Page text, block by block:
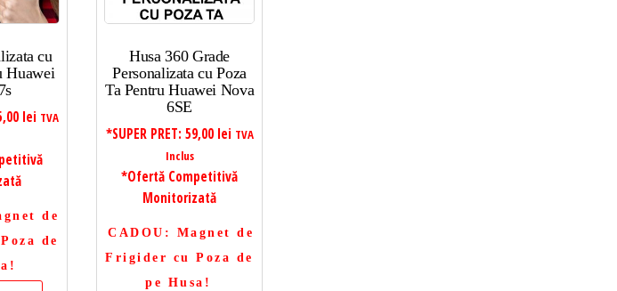
cu
Huawei
lei TVA
de
de
Husa 360 Grade
Personalizata cu Poza
Ta Pentru Huawei Nova
6SE
*SUPER PRET: 59,00 lei TVA
Inclus
*Ofertă Competitivă
Monitorizată
CADOU : Magnet de
Frigider cu Poza de
pe Husa!